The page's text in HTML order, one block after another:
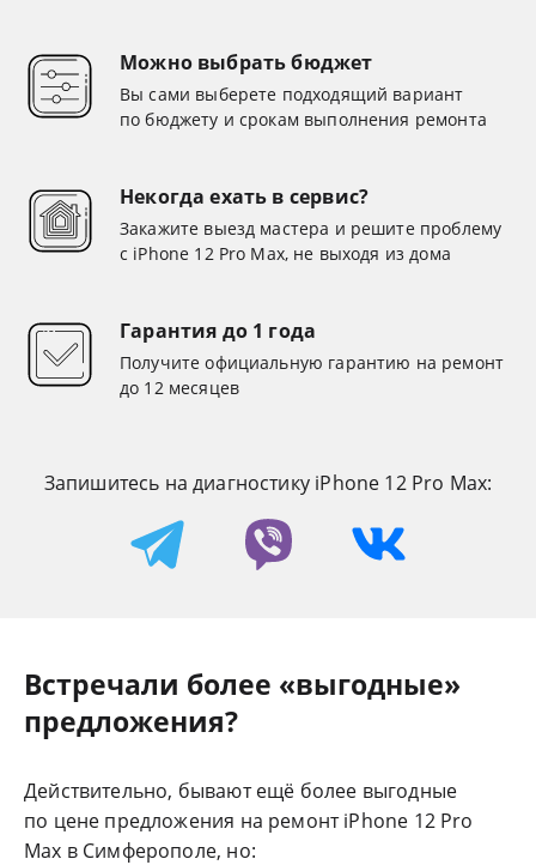
Можно выбрать бюджет
Вы сами выберете подходящий вариант
по бюджету и срокам выполнения ремонта
Некогда ехать в сервис?
Закажите выезд мастера и решите проблему
с iPhone 12 Pro Max, не выходя из дома
Гарантия до 1 года
Получите официальную гарантию на ремонт
до 12 месяцев
Запишитесь на диагностику iPhone 12 Pro Max:
Встречали более «выгодные»
предложения?
Действительно, бывают ещё более выгодные
по цене предложения на ремонт iPhone 12 Pro
Max в Симферополе, но: